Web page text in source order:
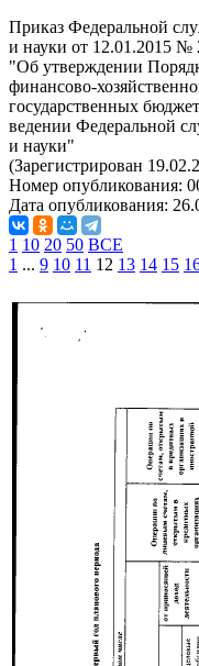
Приказ Федеральной
и науки от 12.01.2015 №
"Об утверждении
финансово-
государственных
ведении Федеральной
и науки"
(Зарегистрирован
Номер опубликования:
Дата опубликования:
1 10 20 50 ВСЕ
1 ... 9 10 11 12 13 14 15